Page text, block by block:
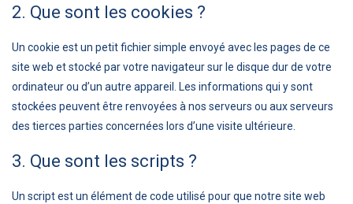
2. Que sont les cookies ?
Un cookie est un petit fichier simple envoyé avec les pages de ce
site web et stocké par votre navigateur sur le disque dur de votre
ordinateur ou d’un autre appareil. Les informations qui y sont
stockées peuvent être renvoyées à nos serveurs ou aux serveurs
des tierces parties concernées lors d’une visite ultérieure.
3. Que sont les scripts ?
Un script est un élément de code utilisé pour que notre site web